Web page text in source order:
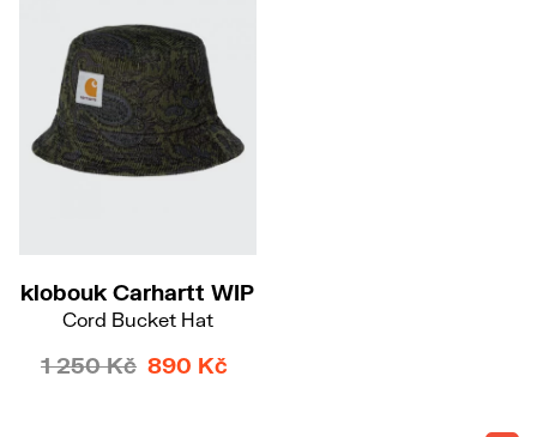
klobouk Carhartt WIP
Cord Bucket Hat
1 250 Kč 890 Kč